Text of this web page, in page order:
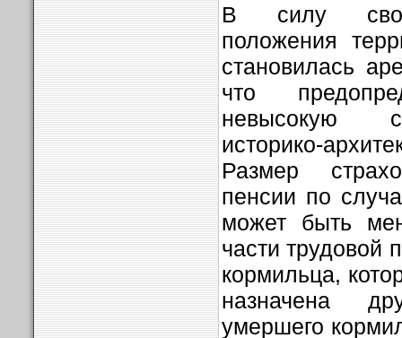
В силу
положения
становилась
что
невысокую
историко-
Размер
пенсии по
может быть
части трудовой
кормильца,
назначена
умершего